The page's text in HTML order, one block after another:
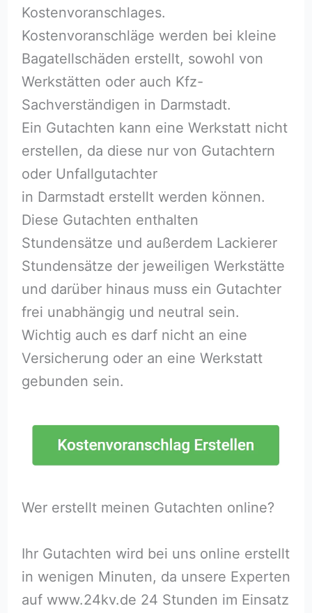
Kostenvoranschlages.
Kostenvoranschläge werden bei kleine
Bagatellschäden erstellt, sowohl von
Werkstätten oder auch Kfz-
Sachverständigen in Darmstadt.
Ein Gutachten kann eine Werkstatt nicht
erstellen, da diese nur von Gutachtern
oder Unfallgutachter
in Darmstadt erstellt werden können.
Diese Gutachten enthalten
Stundensätze und außerdem Lackierer
Stundensätze der jeweiligen Werkstätte
und darüber hinaus muss ein Gutachter
frei unabhängig und neutral sein.
Wichtig auch es darf nicht an eine
Versicherung oder an eine Werkstatt
gebunden sein.
Wer erstellt meinen Gutachten online?
Ihr Gutachten wird bei uns online erstellt
in wenigen Minuten, da unsere Experten
auf www.24kv.de 24 Stunden im Einsatz